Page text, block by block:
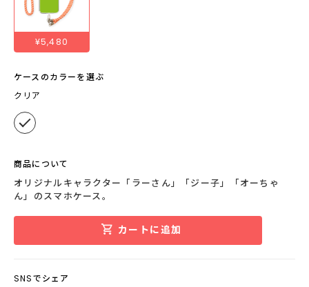
¥5,480
ケースのカラーを選ぶ
クリア
商品について
オリジナルキャラクター「ラーさん」「ジー子」「オーちゃ
ん」のスマホケース。
カートに追加
SNSでシェア